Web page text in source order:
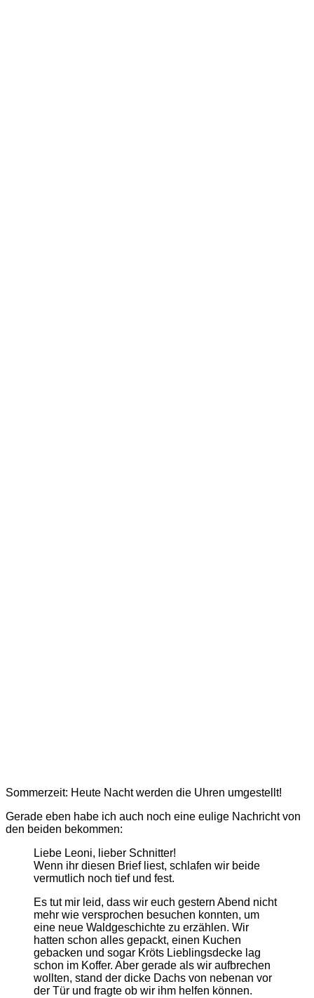
Sommerzeit: Heute Nacht werden die Uhren umgestellt!
Gerade eben habe ich auch noch eine eulige Nachricht von
den beiden bekommen:
Liebe Leoni, lieber Schnitter!
Wenn ihr diesen Brief liest, schlafen wir beide
vermutlich noch tief und fest.
Es tut mir leid, dass wir euch gestern Abend nicht
mehr wie versprochen besuchen konnten, um
eine neue Waldgeschichte zu erzählen. Wir
hatten schon alles gepackt, einen Kuchen
gebacken und sogar Kröts Lieblingsdecke lag
schon im Koffer. Aber gerade als wir aufbrechen
wollten, stand der dicke Dachs von nebenan vor
der Tür und fragte ob wir ihm helfen können.